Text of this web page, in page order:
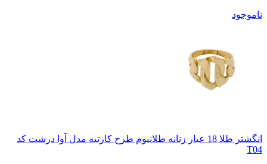
ناموجود
انگشتر طلا 18 عیار زنانه طلانیوم طرح کارتیه مدل آوا درشت کد
T04